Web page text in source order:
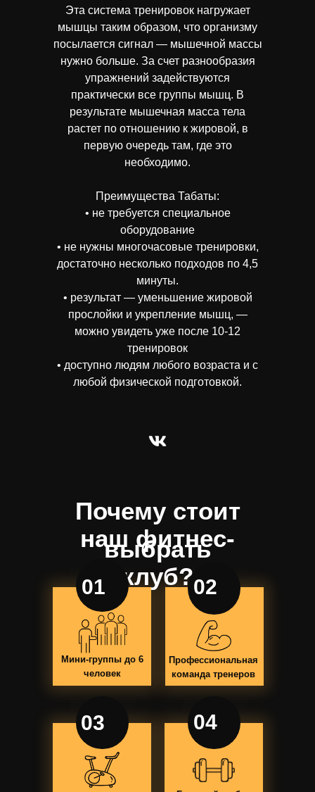
Эта система тренировок нагружает
мышцы таким образом, что организму
посылается сигнал — мышечной массы
нужно больше. За счет разнообразия
упражнений задействуются
практически все группы мышц. В
результате мышечная масса тела
растет по отношению к жировой, в
первую очередь там, где это
необходимо.
Преимущества Табаты:
• не требуется специальное
оборудование
• не нужны многочасовые тренировки,
достаточно несколько подходов по 4,5
минуты.
• результат — уменьшение жировой
прослойки и укрепление мышц, —
можно увидеть уже после 10-12
тренировок
• доступно людям любого возраста и с
любой физической подготовкой.
01
Профессиональная
команда тренеров
Почему стоит
выбрать
02
03 04
наш фитнес-
клуб?
Мини-группы до 6
человек